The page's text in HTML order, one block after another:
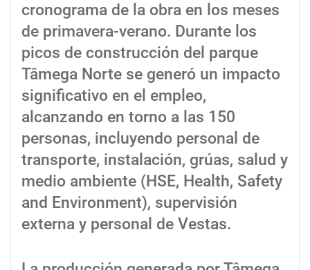
cronograma de la obra en los meses
de primavera-verano. Durante los
picos de construcción del parque
Tâmega Norte se generó un impacto
significativo en el empleo,
alcanzando en torno a las 150
personas, incluyendo personal de
transporte, instalación, grúas, salud y
medio ambiente (HSE, Health, Safety
and Environment), supervisión
externa y personal de Vestas.